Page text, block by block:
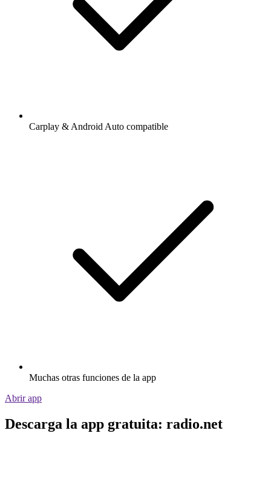
Carplay & Android Auto compatible
Muchas otras funciones de la app
Abrir app
Descarga la app gratuita: radio.net